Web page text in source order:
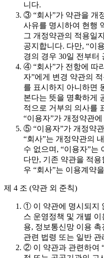
니다.
③ “회사”가 약관을 개
사유를 명시하여 현행
그 개정약관의 적용일
공지합니다. 다만, “이
경의 경우 30일 전부터
④ “회사”가 전항에 따
자”에게 변경 약관의
를 표시하지 아니하면
본다는 뜻을 명확하게
적으로 거부의 의사를
“이용자”가 개정약관
⑤ “이용자”가 개정약
“회사”는 개정약관의
수 없으며, “이용자”는
다만, 기존 약관을 적
우 “회사”는 이용계약
제 4 조 (약관 외 준칙)
① 이 약관에 명시되지
스 운영정책 및 개별
용, 정보통신망 이용
관련 법령 또는 일반 관
② 이 약관과 관련하여